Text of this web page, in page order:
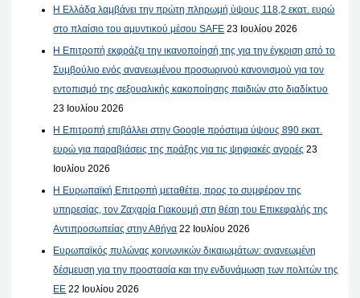
Η Ελλάδα λαμβάνει την πρώτη πληρωμή ύψους 118,2 εκατ. ευρώ
στο πλαίσιο του αμυντικού μέσου SAFE 23 Ιουλίου 2026
Η Επιτροπή εκφράζει την ικανοποίησή της για την έγκριση από το
Συμβούλιο ενός ανανεωμένου προσωρινού κανονισμού για τον
εντοπισμό της σεξουαλικής κακοποίησης παιδιών στο διαδίκτυο
23 Ιουλίου 2026
Η Επιτροπή επιβάλλει στην Google πρόστιμα ύψους 890 εκατ.
ευρώ για παραβιάσεις της πράξης για τις ψηφιακές αγορές 23
Ιουλίου 2026
Η Ευρωπαϊκή Επιτροπή μεταθέτει, προς το συμφέρον της
υπηρεσίας, τον Ζαχαρία Γιακουμή στη θέση του Επικεφαλής της
Αντιπροσωπείας στην Αθήνα 22 Ιουλίου 2026
Ευρωπαϊκός πυλώνας κοινωνικών δικαιωμάτων: ανανεωμένη
δέσμευση για την προστασία και την ενδυνάμωση των πολιτών της
ΕΕ 22 Ιουλίου 2026